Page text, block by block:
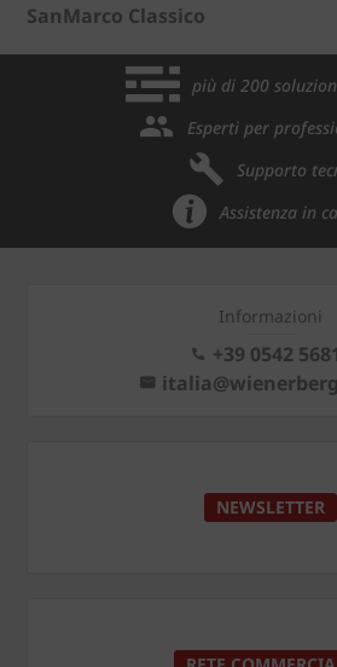
SanMarco Classico
più di 200
Esperti per
Supporto
Assistenza in
Informazioni
+39 0542
NEWSLETTER